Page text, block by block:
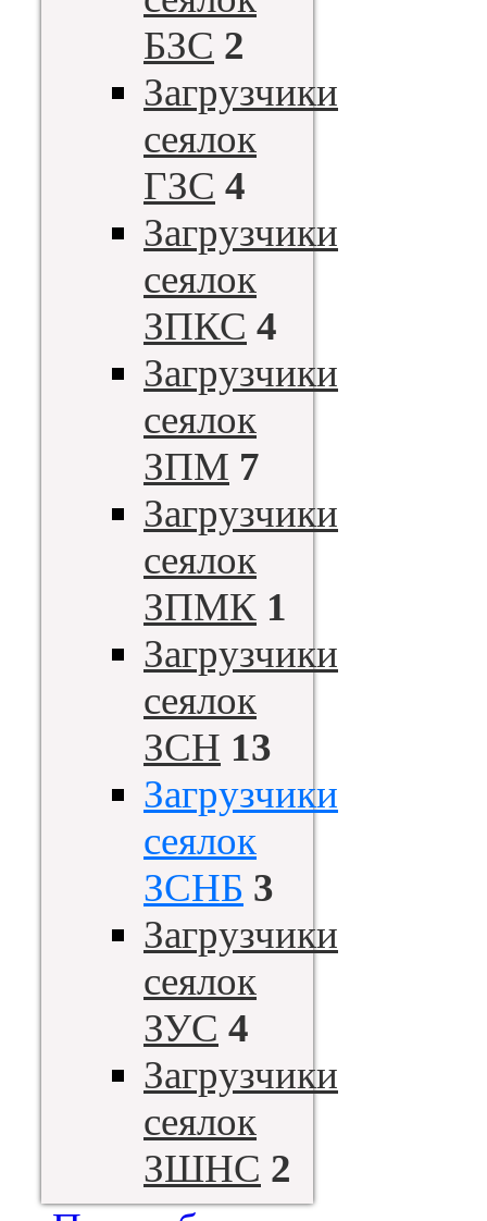
БЗС 2
Загрузчики
сеялок
ГЗС 4
Загрузчики
сеялок
ЗПКС 4
Загрузчики
сеялок
ЗПМ 7
Загрузчики
сеялок
ЗПМК 1
Загрузчики
сеялок
ЗСН 13
Загрузчики
сеялок
ЗСНБ 3
Загрузчики
сеялок
ЗУС 4
Загрузчики
сеялок
ЗШНС 2